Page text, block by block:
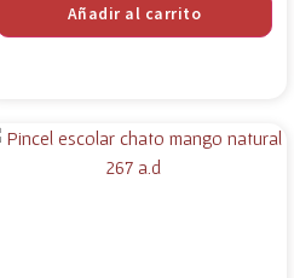
Añadir al carrito